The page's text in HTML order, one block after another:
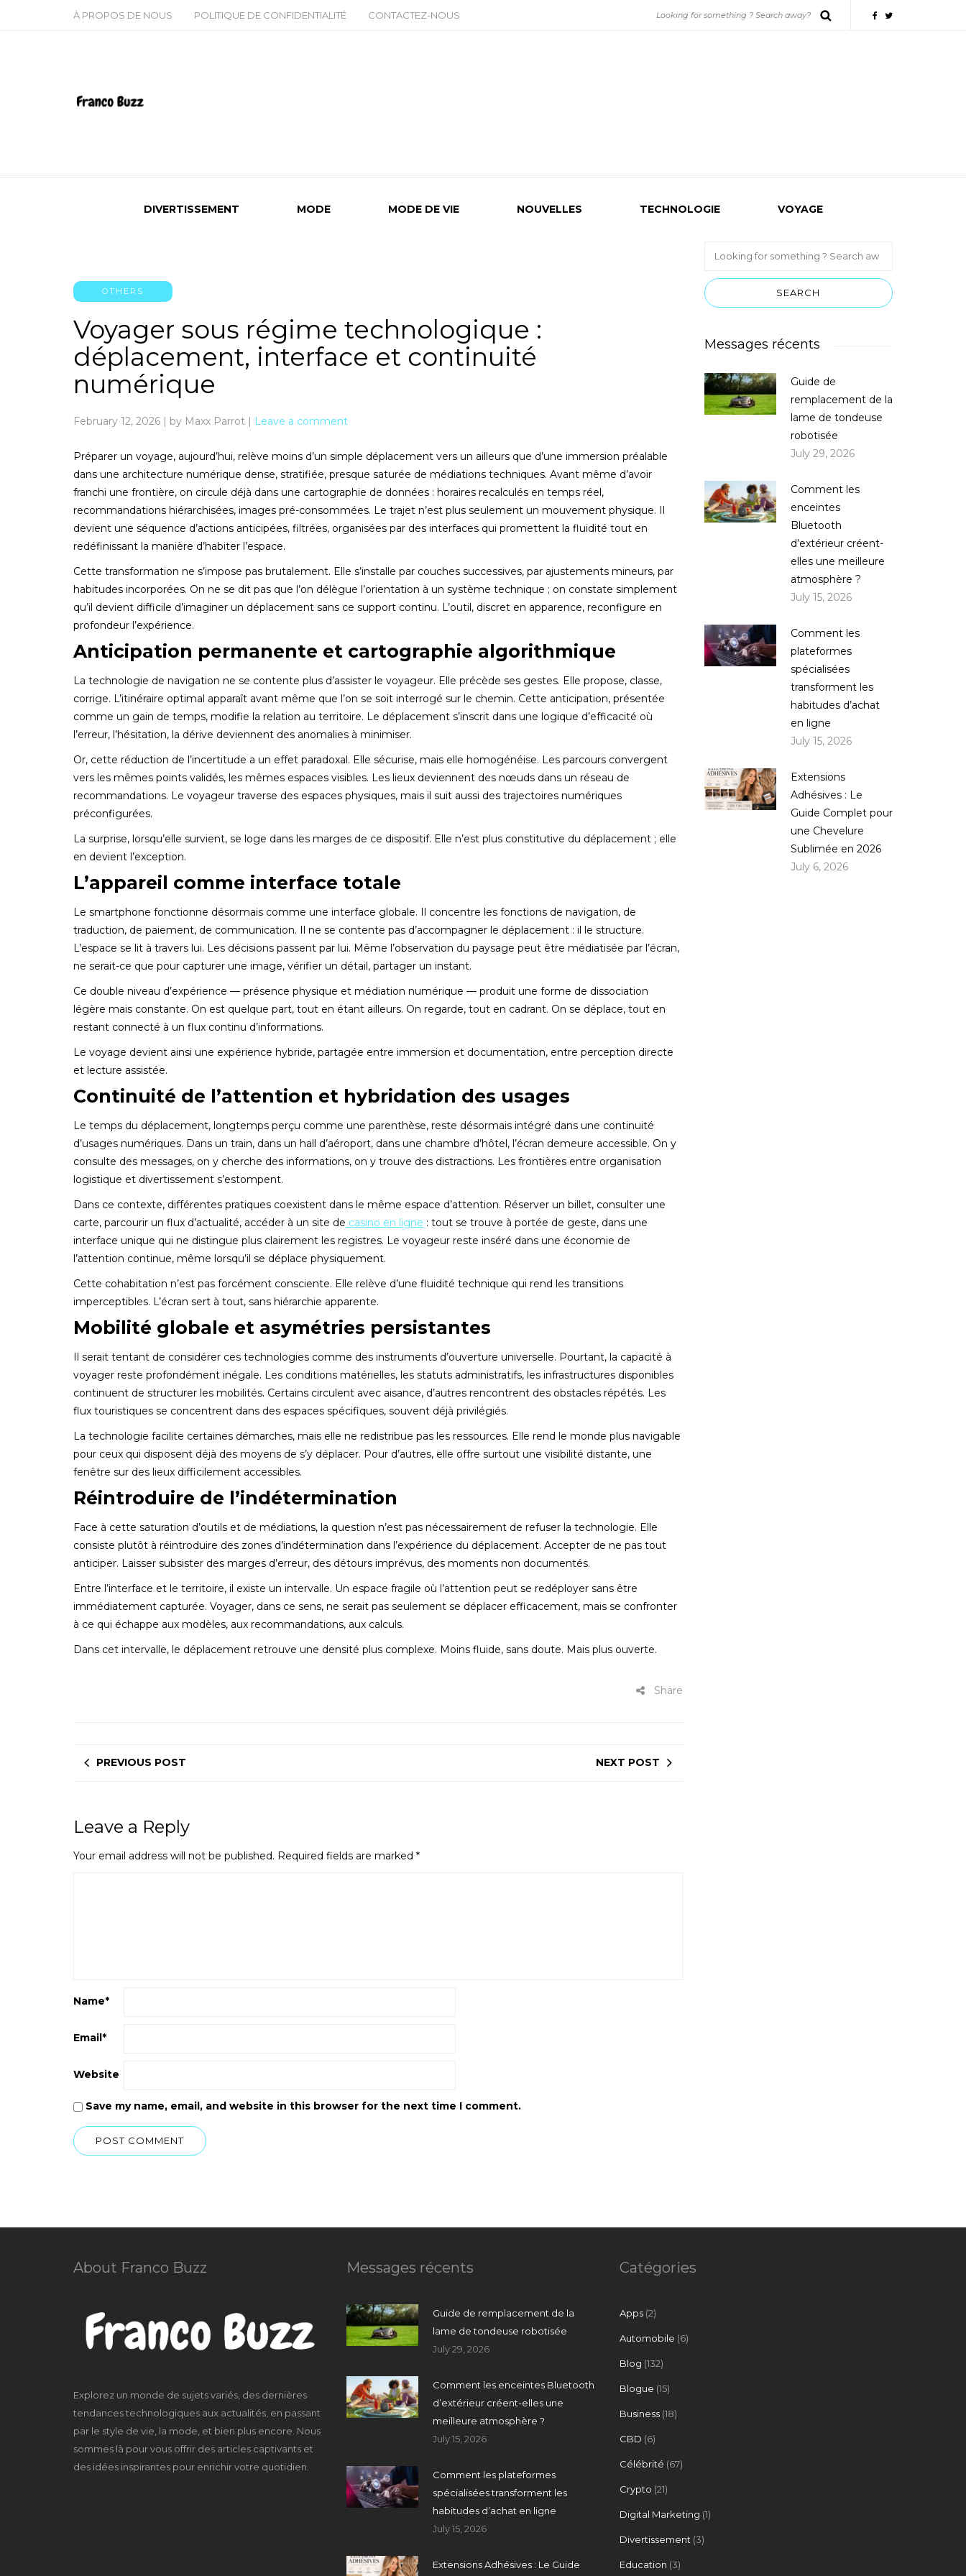
À PROPOS DE NOUS POLITIQUE DE CONFIDENTIALITÉ CONTACTEZ-NOUS
DIVERTISSEMENT MODE MODE DE VIE NOUVELLES TECHNOLOGIE VOYAGE
OTHERS
Voyager sous régime technologique :
déplacement, interface et continuité
numérique
February 12, 2026 | by Maxx Parrot | Leave a comment
Préparer un voyage, aujourd’hui, relève moins d’un simple déplacement vers un ailleurs que d’une immersion préalable
dans une architecture numérique dense, stratifiée, presque saturée de médiations techniques. Avant même d’avoir
franchi une frontière, on circule déjà dans une cartographie de données : horaires recalculés en temps réel,
recommandations hiérarchisées, images pré-consommées. Le trajet n’est plus seulement un mouvement physique. Il
devient une séquence d’actions anticipées, filtrées, organisées par des interfaces qui promettent la fluidité tout en
redéfinissant la manière d’habiter l’espace.
Cette transformation ne s’impose pas brutalement. Elle s’installe par couches successives, par ajustements mineurs, par
habitudes incorporées. On ne se dit pas que l’on délègue l’orientation à un système technique ; on constate simplement
qu’il devient difficile d’imaginer un déplacement sans ce support continu. L’outil, discret en apparence, reconfigure en
profondeur l’expérience.
Anticipation permanente et cartographie algorithmique
La technologie de navigation ne se contente plus d’assister le voyageur. Elle précède ses gestes. Elle propose, classe,
corrige. L’itinéraire optimal apparaît avant même que l’on se soit interrogé sur le chemin. Cette anticipation, présentée
comme un gain de temps, modifie la relation au territoire. Le déplacement s’inscrit dans une logique d’efficacité où
l’erreur, l’hésitation, la dérive deviennent des anomalies à minimiser.
Or, cette réduction de l’incertitude a un effet paradoxal. Elle sécurise, mais elle homogénéise. Les parcours convergent
vers les mêmes points validés, les mêmes espaces visibles. Les lieux deviennent des nœuds dans un réseau de
recommandations. Le voyageur traverse des espaces physiques, mais il suit aussi des trajectoires numériques
préconfigurées.
La surprise, lorsqu’elle survient, se loge dans les marges de ce dispositif. Elle n’est plus constitutive du déplacement ; elle
en devient l’exception.
L’appareil comme interface totale
Le smartphone fonctionne désormais comme une interface globale. Il concentre les fonctions de navigation, de
traduction, de paiement, de communication. Il ne se contente pas d’accompagner le déplacement : il le structure.
L’espace se lit à travers lui. Les décisions passent par lui. Même l’observation du paysage peut être médiatisée par l’écran,
ne serait-ce que pour capturer une image, vérifier un détail, partager un instant.
Ce double niveau d’expérience — présence physique et médiation numérique — produit une forme de dissociation
légère mais constante. On est quelque part, tout en étant ailleurs. On regarde, tout en cadrant. On se déplace, tout en
restant connecté à un flux continu d’informations.
Le voyage devient ainsi une expérience hybride, partagée entre immersion et documentation, entre perception directe
et lecture assistée.
Continuité de l’attention et hybridation des usages
Le temps du déplacement, longtemps perçu comme une parenthèse, reste désormais intégré dans une continuité
d’usages numériques. Dans un train, dans un hall d’aéroport, dans une chambre d’hôtel, l’écran demeure accessible. On y
consulte des messages, on y cherche des informations, on y trouve des distractions. Les frontières entre organisation
logistique et divertissement s’estompent.
Dans ce contexte, différentes pratiques coexistent dans le même espace d’attention. Réserver un billet, consulter une
carte, parcourir un flux d’actualité, accéder à un site de casino en ligne : tout se trouve à portée de geste, dans une
interface unique qui ne distingue plus clairement les registres. Le voyageur reste inséré dans une économie de
l’attention continue, même lorsqu’il se déplace physiquement.
Cette cohabitation n’est pas forcément consciente. Elle relève d’une fluidité technique qui rend les transitions
imperceptibles. L’écran sert à tout, sans hiérarchie apparente.
Mobilité globale et asymétries persistantes
Il serait tentant de considérer ces technologies comme des instruments d’ouverture universelle. Pourtant, la capacité à
voyager reste profondément inégale. Les conditions matérielles, les statuts administratifs, les infrastructures disponibles
continuent de structurer les mobilités. Certains circulent avec aisance, d’autres rencontrent des obstacles répétés. Les
flux touristiques se concentrent dans des espaces spécifiques, souvent déjà privilégiés.
La technologie facilite certaines démarches, mais elle ne redistribue pas les ressources. Elle rend le monde plus navigable
pour ceux qui disposent déjà des moyens de s’y déplacer. Pour d’autres, elle offre surtout une visibilité distante, une
fenêtre sur des lieux difficilement accessibles.
Réintroduire de l’indétermination
Face à cette saturation d’outils et de médiations, la question n’est pas nécessairement de refuser la technologie. Elle
consiste plutôt à réintroduire des zones d’indétermination dans l’expérience du déplacement. Accepter de ne pas tout
anticiper. Laisser subsister des marges d’erreur, des détours imprévus, des moments non documentés.
Entre l’interface et le territoire, il existe un intervalle. Un espace fragile où l’attention peut se redéployer sans être
immédiatement capturée. Voyager, dans ce sens, ne serait pas seulement se déplacer efficacement, mais se confronter
à ce qui échappe aux modèles, aux recommandations, aux calculs.
Dans cet intervalle, le déplacement retrouve une densité plus complexe. Moins fluide, sans doute. Mais plus ouverte.
Share
PREVIOUS POST NEXT POST
Leave a Reply
Your email address will not be published. Required fields are marked *
Name*
Email*
Website
Save my name, email, and website in this browser for the next time I comment.
Messages récents
Guide de
remplacement de la
lame de tondeuse
robotisée
July 29, 2026
Comment les
enceintes
Bluetooth
d’extérieur créent-
elles une meilleure
atmosphère ?
July 15, 2026
Comment les
plateformes
spécialisées
transforment les
habitudes d’achat
en ligne
July 15, 2026
Extensions
Adhésives : Le
Guide Complet pour
une Chevelure
Sublimée en 2026
July 6, 2026
About Franco Buzz
Explorez un monde de sujets variés, des dernières
tendances technologiques aux actualités, en passant
par le style de vie, la mode, et bien plus encore. Nous
sommes là pour vous offrir des articles captivants et
des idées inspirantes pour enrichir votre quotidien.
Messages récents
Guide de remplacement de la
lame de tondeuse robotisée
July 29, 2026
Comment les enceintes Bluetooth
d’extérieur créent-elles une
meilleure atmosphère ?
July 15, 2026
Comment les plateformes
spécialisées transforment les
habitudes d’achat en ligne
July 15, 2026
Extensions Adhésives : Le Guide
Catégories
Apps(2)
Automobile (6)
Blog (132)
Blogue (15)
Business(18)
CBD (6)
Célébrité (67)
Crypto (21)
Digital Marketing (1)
Divertissement (3)
Education (3)